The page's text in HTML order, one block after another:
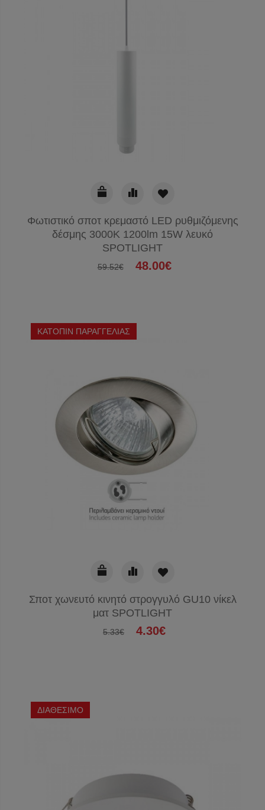
Φωτιστικό σποτ κρεμαστό LED ρυθμιζόμενης
δέσμης 3000Κ 1200lm 15W λευκό
SPOTLIGHT
59.52€ 48.00€
ΚΑΤΟΠΙΝ ΠΑΡΑΓΓΕΛΙΑΣ
Σποτ χωνευτό κινητό στρογγυλό GU10 νίκελ
ματ SPOTLIGHT
5.33€ 4.30€
ΔΙΑΘΕΣΙΜΟ